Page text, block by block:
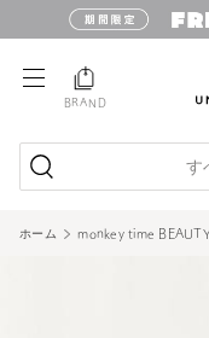
BRAND
す
ホーム monkey time